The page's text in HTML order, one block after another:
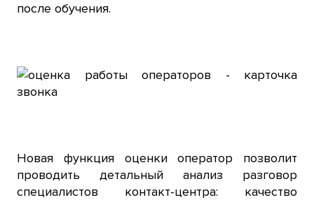
после обучения.
Новая функция оценки оператор позволит
проводить детальный анализ разговор
специалистов контакт-центра: качество